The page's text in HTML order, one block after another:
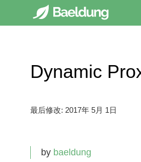
Dynamic
最后修改: 2017年 5月 1日
by baeldung